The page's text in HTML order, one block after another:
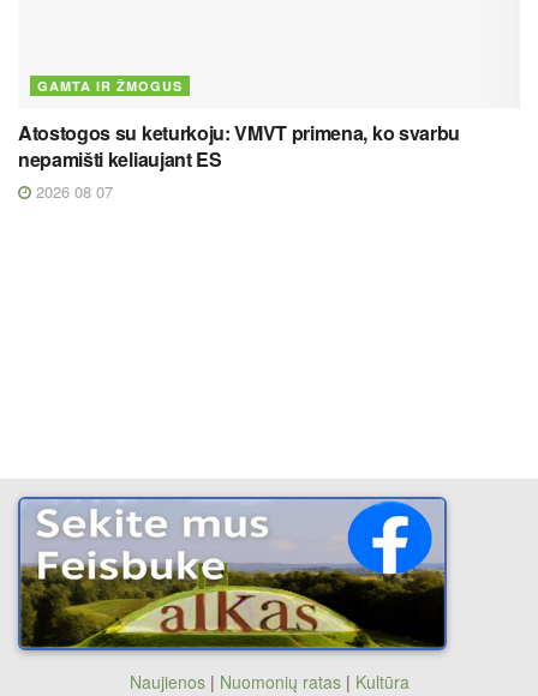
GAMTA IR ŽMOGUS
Atostogos su keturkoju: VMVT primena, ko svarbu
nepamišti keliaujant ES
2026 08 07
Naujienos| Nuomonių ratas| Kultūra